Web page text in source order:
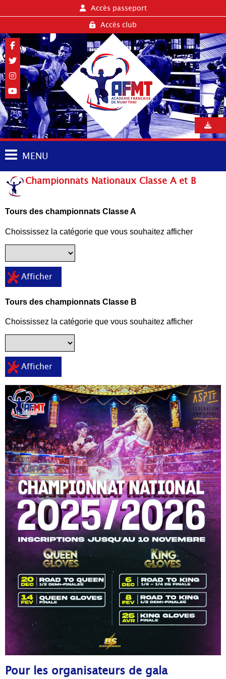
Accès passeport
Accès club
MENU
Championnats Nationaux Classe A et B
Tours des championnats Classe A
Choississez la catégorie que vous souhaitez afficher
Afficher
Tours des championnats Classe B
Choississez la catégorie que vous souhaitez afficher
Afficher
Pour les organisateurs de gala